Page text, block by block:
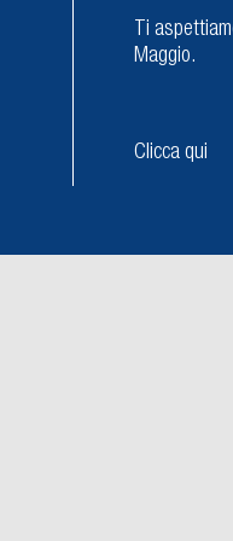
Ti
Maggio.
Clicca qui